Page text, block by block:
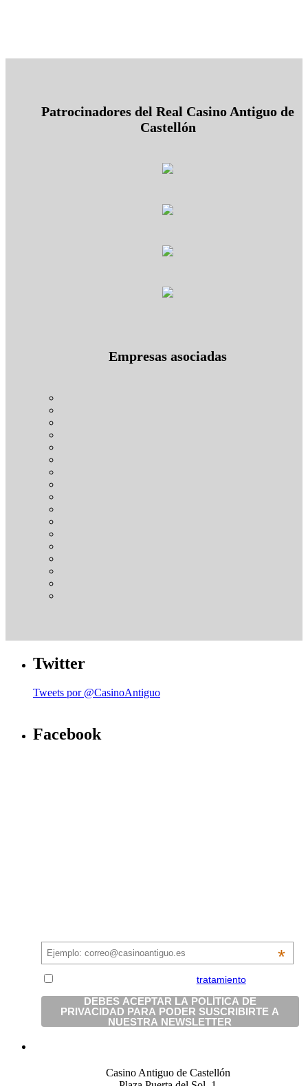
Patrocinadores del Real Casino Antiguo de
Castellón
Empresas asociadas
Twitter
Tweets por @CasinoAntiguo
Facebook
*
tratamientode mis
Casino Antiguo de Castellón